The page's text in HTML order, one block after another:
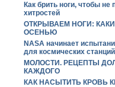
Как брить ноги, чтобы не
хитростей
ОТКРЫВАЕМ НОГИ:
ОСЕНЬЮ
NASA начинает
для космических станций
МОЛОСТИ. РЕЦЕПТЫ
КАЖДОГО
КАК НАСЫТИТЬ КРОВЬ